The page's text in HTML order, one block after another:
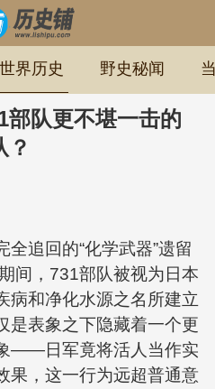
世界历史 野史秘闻
部队更不堪一击的
？
追回的“化学武器”遗留
间，731部队被视为日本
病和净化水源之名所建立
是表象之下隐藏着一个更
——日军竟将活人当作实
果，这一行为远超普通意